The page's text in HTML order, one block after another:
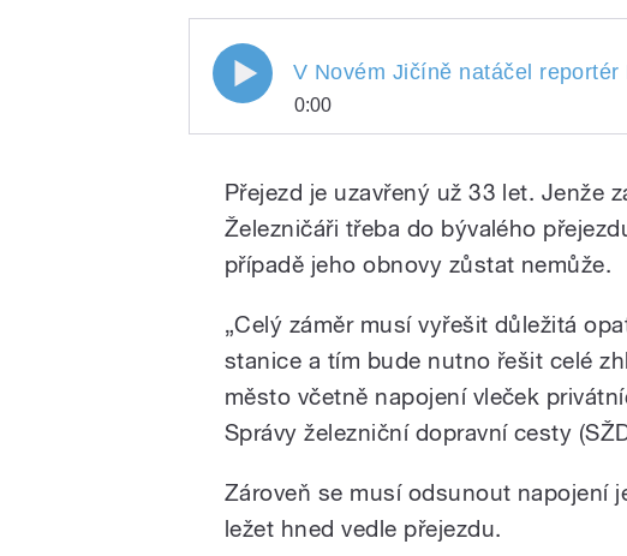
V Novém Jičíně natáčel reportér
0:00
Přejezd je uzavřený už 33 let. Jenže
Železničáři třeba do bývalého
případě jeho obnovy zůstat nemůže.
„Celý záměr musí vyřešit důležitá
stanice a tím bude nutno řešit celé
město včetně napojení vleček
Správy železniční dopravní cesty
Zároveň se musí odsunout napojení
ležet hned vedle přejezdu.